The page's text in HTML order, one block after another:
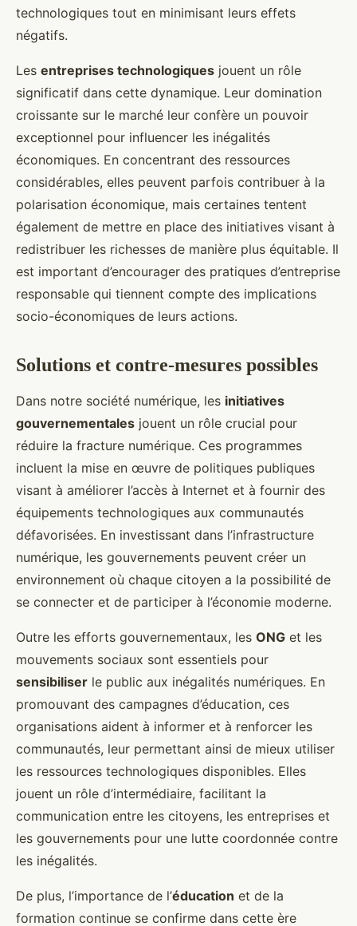
technologiques tout en minimisant leurs effets
négatifs.
Les entreprises technologiques jouent un rôle
significatif dans cette dynamique. Leur domination
croissante sur le marché leur confère un pouvoir
exceptionnel pour influencer les inégalités
économiques. En concentrant des ressources
considérables, elles peuvent parfois contribuer à la
polarisation économique, mais certaines tentent
également de mettre en place des initiatives visant à
redistribuer les richesses de manière plus équitable. Il
est important d’encourager des pratiques d’entreprise
responsable qui tiennent compte des implications
socio-économiques de leurs actions.
Solutions et contre-mesures possibles
Dans notre société numérique, les initiatives
gouvernementales jouent un rôle crucial pour
réduire la fracture numérique. Ces programmes
incluent la mise en œuvre de politiques publiques
visant à améliorer l’accès à Internet et à fournir des
équipements technologiques aux communautés
défavorisées. En investissant dans l’infrastructure
numérique, les gouvernements peuvent créer un
environnement où chaque citoyen a la possibilité de
se connecter et de participer à l’économie moderne.
Outre les efforts gouvernementaux, les ONG et les
mouvements sociaux sont essentiels pour
sensibiliser le public aux inégalités numériques. En
promouvant des campagnes d’éducation, ces
organisations aident à informer et à renforcer les
communautés, leur permettant ainsi de mieux utiliser
les ressources technologiques disponibles. Elles
jouent un rôle d’intermédiaire, facilitant la
communication entre les citoyens, les entreprises et
les gouvernements pour une lutte coordonnée contre
les inégalités.
De plus, l’importance de l’éducation et de la
formation continue se confirme dans cette ère